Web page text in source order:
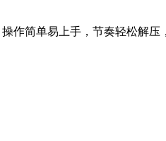
作简单易上手，节奏轻松解压